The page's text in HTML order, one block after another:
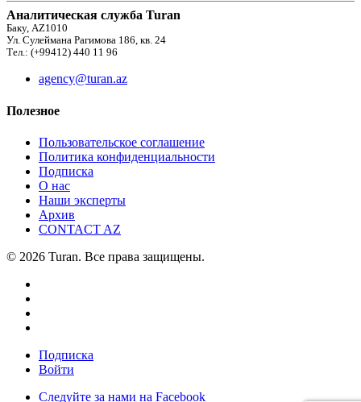
Аналитическая служба Turan
Баку, AZ1010
Ул. Сулеймана Рагимова 186, кв. 24
Тел.: (+99412) 440 11 96
agency@turan.az
Полезное
Пользовательское соглашение
Политика конфиденциальности
Подписка
О нас
Наши эксперты
Архив
CONTACT AZ
© 2026 Turan. Все права защищены.
Подписка
Войти
Следуйте за нами на Facebook